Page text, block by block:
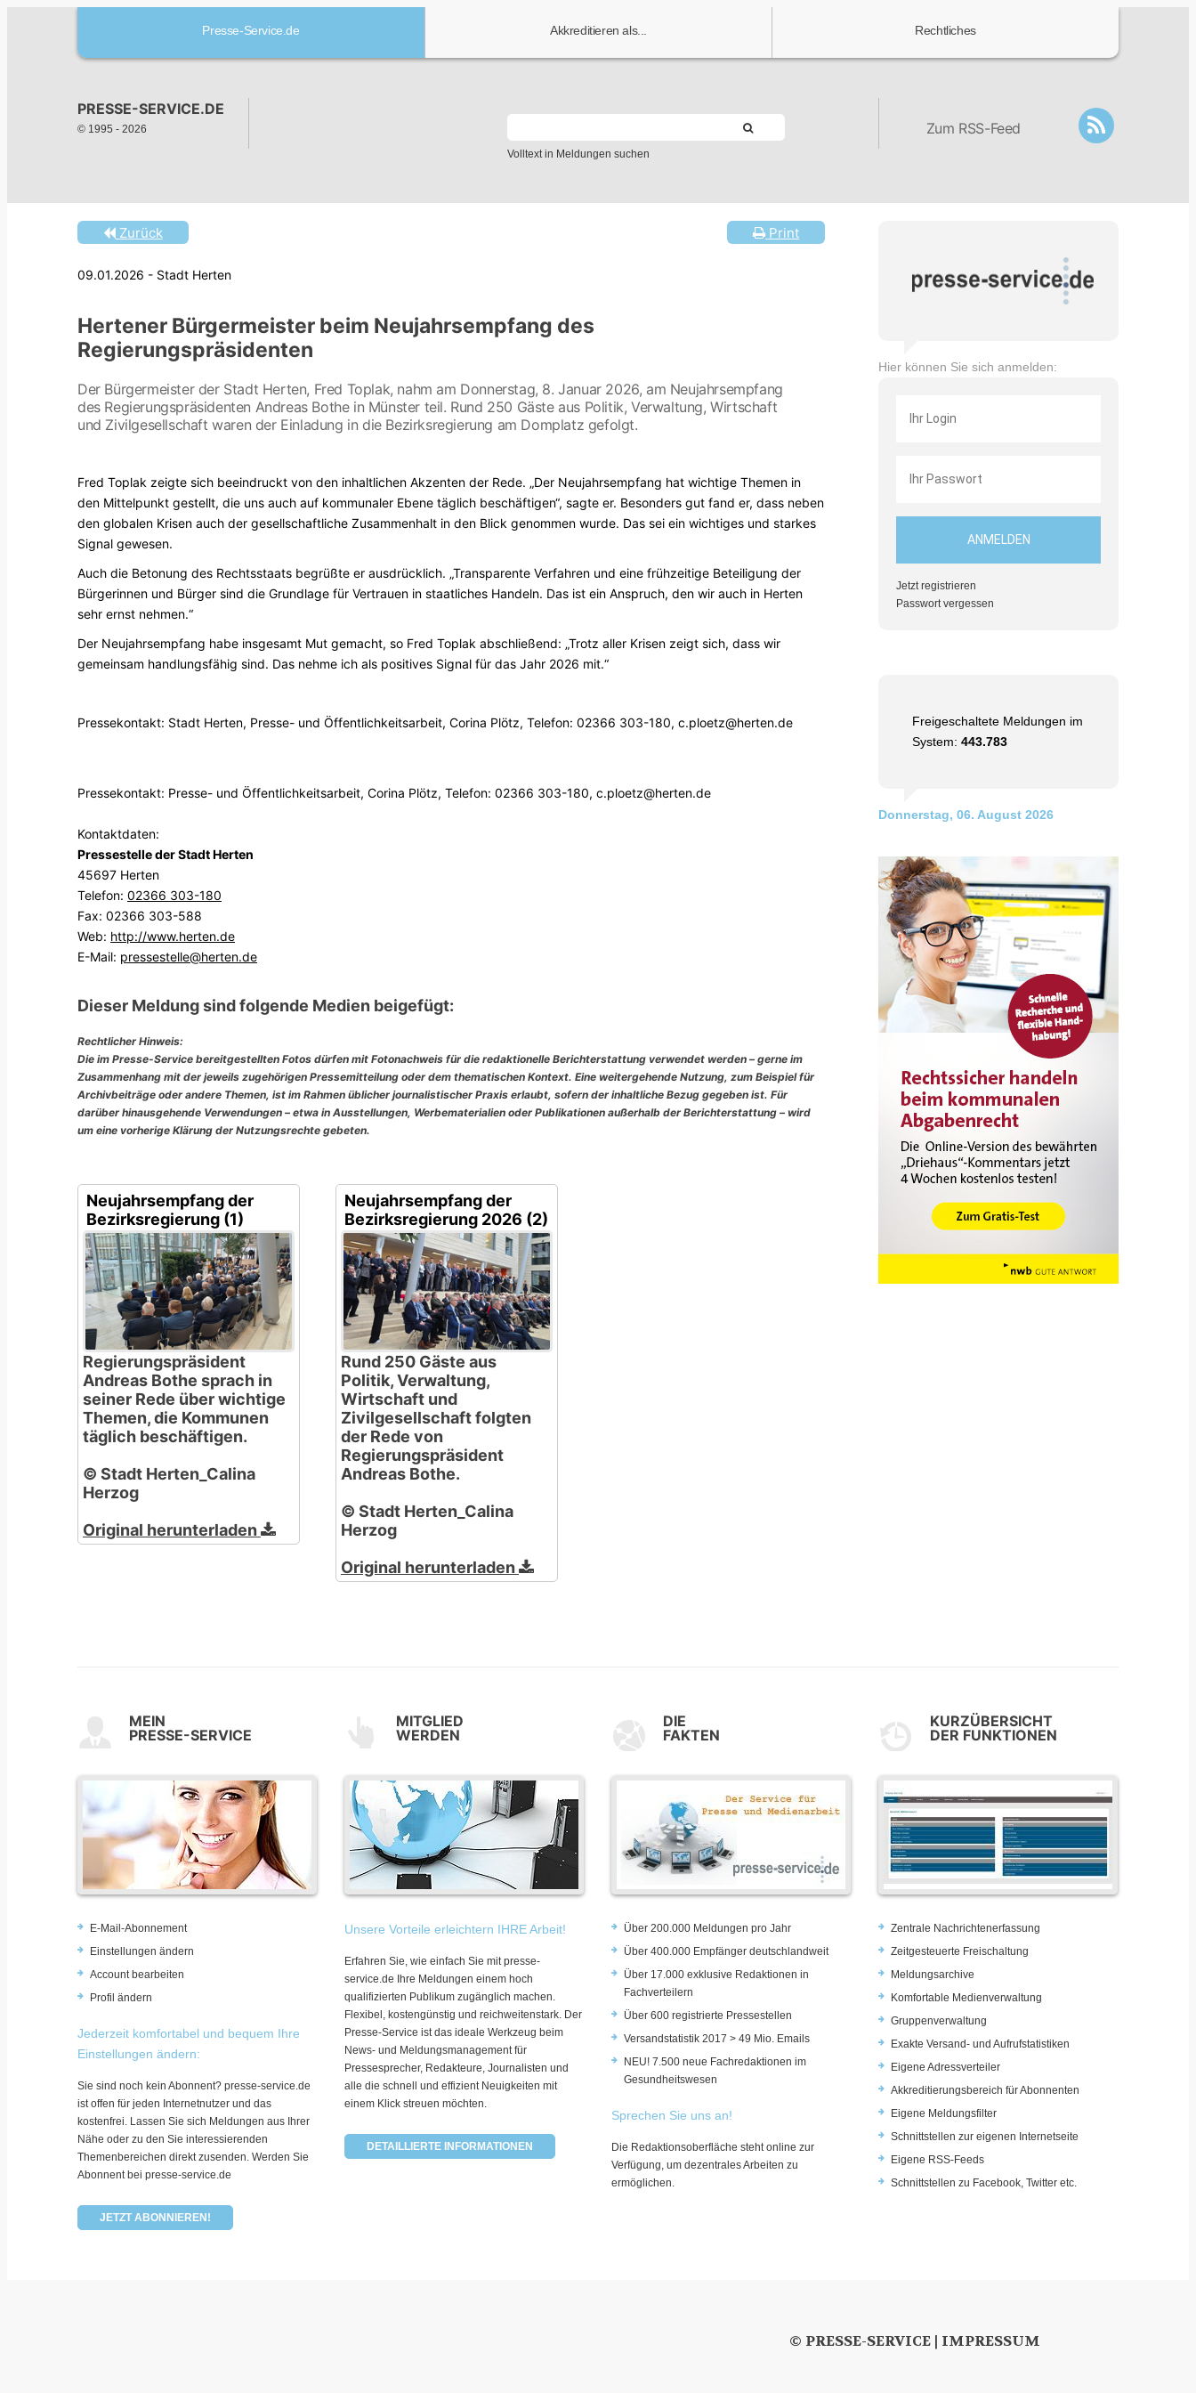
Presse-Service.de Akkreditieren als... Rechtliches
PRESSE-SERVICE.DE
© 1995 - 2026
Volltext in Meldungen suchen
Zum RSS-Feed
Print
Zurück
09.01.2026 - Stadt Herten
Hertener Bürgermeister beim Neujahrsempfang des
Regierungspräsidenten
Der Bürgermeister der Stadt Herten, Fred Toplak, nahm am Donnerstag, 8. Januar 2026, am Neujahrsempfang
des Regierungspräsidenten Andreas Bothe in Münster teil. Rund 250 Gäste aus Politik, Verwaltung, Wirtschaft
und Zivilgesellschaft waren der Einladung in die Bezirksregierung am Domplatz gefolgt.
Fred Toplak zeigte sich beeindruckt von den inhaltlichen Akzenten der Rede. „Der Neujahrsempfang hat wichtige Themen in
den Mittelpunkt gestellt, die uns auch auf kommunaler Ebene täglich beschäftigen“, sagte er. Besonders gut fand er, dass neben
den globalen Krisen auch der gesellschaftliche Zusammenhalt in den Blick genommen wurde. Das sei ein wichtiges und starkes
Signal gewesen.
Auch die Betonung des Rechtsstaats begrüßte er ausdrücklich. „Transparente Verfahren und eine frühzeitige Beteiligung der
Bürgerinnen und Bürger sind die Grundlage für Vertrauen in staatliches Handeln. Das ist ein Anspruch, den wir auch in Herten
sehr ernst nehmen.“
Der Neujahrsempfang habe insgesamt Mut gemacht, so Fred Toplak abschließend: „Trotz aller Krisen zeigt sich, dass wir
gemeinsam handlungsfähig sind. Das nehme ich als positives Signal für das Jahr 2026 mit.“
Pressekontakt: Stadt Herten, Presse- und Öffentlichkeitsarbeit, Corina Plötz, Telefon: 02366 303-180, c.ploetz@herten.de
Pressekontakt: Presse- und Öffentlichkeitsarbeit, Corina Plötz, Telefon: 02366 303-180, c.ploetz@herten.de
Kontaktdaten:
Pressestelle der Stadt Herten
45697 Herten
Telefon: 02366 303-180
Fax: 02366 303-588
Web: http://www.herten.de
E-Mail: pressestelle@herten.de
Dieser Meldung sind folgende Medien beigefügt:
Rechtlicher Hinweis:
Die im Presse-Service bereitgestellten Fotos dürfen mit Fotonachweis für die redaktionelle Berichterstattung verwendet werden – gerne im
Zusammenhang mit der jeweils zugehörigen Pressemitteilung oder dem thematischen Kontext. Eine weitergehende Nutzung, zum Beispiel für
Archivbeiträge oder andere Themen, ist im Rahmen üblicher journalistischer Praxis erlaubt, sofern der inhaltliche Bezug gegeben ist. Für
darüber hinausgehende Verwendungen – etwa in Ausstellungen, Werbematerialien oder Publikationen außerhalb der Berichterstattung – wird
um eine vorherige Klärung der Nutzungsrechte gebeten.
Neujahrsempfang der
Bezirksregierung (1)
Regierungspräsident
Andreas Bothe sprach in
seiner Rede über wichtige
Themen, die Kommunen
täglich beschäftigen.
© Stadt Herten_Calina
Herzog
Original herunterladen
Neujahrsempfang der
Bezirksregierung 2026 (2)
Rund 250 Gäste aus
Politik, Verwaltung,
Wirtschaft und
Zivilgesellschaft folgten
der Rede von
Regierungspräsident
Andreas Bothe.
© Stadt Herten_Calina
Herzog
Original herunterladen
Hier können Sie sich anmelden:
Jetzt registrieren
Passwort vergessen
Freigeschaltete Meldungen im
System: 443.783
Donnerstag, 06. August 2026
MEIN
PRESSE-SERVICE
E-Mail-Abonnement
Einstellungen ändern
Account bearbeiten
Profil ändern
Jederzeit komfortabel und bequem Ihre
Einstellungen ändern:
Sie sind noch kein Abonnent? presse-service.de
ist offen für jeden Internetnutzer und das
kostenfrei. Lassen Sie sich Meldungen aus Ihrer
Nähe oder zu den Sie interessierenden
Themenbereichen direkt zusenden. Werden Sie
Abonnent bei presse-service.de
JETZT ABONNIEREN!
MITGLIED
WERDEN
Unsere Vorteile erleichtern IHRE Arbeit!
Erfahren Sie, wie einfach Sie mit presse-
service.de Ihre Meldungen einem hoch
qualifizierten Publikum zugänglich machen.
Flexibel, kostengünstig und reichweitenstark. Der
Presse-Service ist das ideale Werkzeug beim
News- und Meldungsmanagement für
Pressesprecher, Redakteure, Journalisten und
alle die schnell und effizient Neuigkeiten mit
einem Klick streuen möchten.
DETAILLIERTE INFORMATIONEN
DIE
FAKTEN
Über 200.000 Meldungen pro Jahr
Über 400.000 Empfänger deutschlandweit
Über 17.000 exklusive Redaktionen in
Fachverteilern
Über 600 registrierte Pressestellen
Versandstatistik 2017 > 49 Mio. Emails
NEU! 7.500 neue Fachredaktionen im
Gesundheitswesen
Sprechen Sie uns an!
Die Redaktionsoberfläche steht online zur
Verfügung, um dezentrales Arbeiten zu
ermöglichen.
KURZÜBERSICHT
DER FUNKTIONEN
Zentrale Nachrichtenerfassung
Zeitgesteuerte Freischaltung
Meldungsarchive
Komfortable Medienverwaltung
Gruppenverwaltung
Exakte Versand- und Aufrufstatistiken
Eigene Adressverteiler
Akkreditierungsbereich für Abonnenten
Eigene Meldungsfilter
Schnittstellen zur eigenen Internetseite
Eigene RSS-Feeds
Schnittstellen zu Facebook, Twitter etc.
© PRESSE-SERVICE | IMPRESSUM